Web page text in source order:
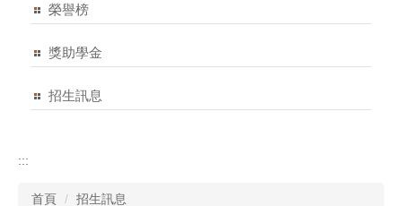
榮譽榜
獎助學金
招生訊息
:::
首頁 招生訊息